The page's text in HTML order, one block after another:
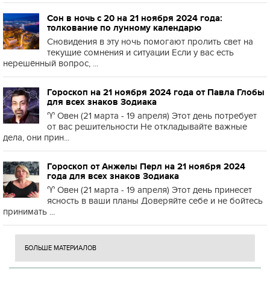
Сон в ночь с 20 на 21 ноября 2024 года:
толкование по лунному календарю
Сновидения в эту ночь помогают пролить свет на
текущие сомнения и ситуации Если у вас есть
нерешённый вопрос, ...
Гороскоп на 21 ноября 2024 года от Павла Глобы
для всех знаков Зодиака
♈️ Овен (21 марта - 19 апреля) Этот день потребует
от вас решительности Не откладывайте важные
дела, они прин...
Гороскоп от Анжелы Перл на 21 ноября 2024
года для всех знаков Зодиака
♈️ Овен (21 марта - 19 апреля) Этот день принесет
ясность в ваши планы Доверяйте себе и не бойтесь
принимать ...
БОЛЬШЕ МАТЕРИАЛОВ